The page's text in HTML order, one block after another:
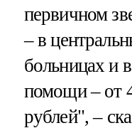
первичном
– в
больницах и
помощи – от
рублей", –